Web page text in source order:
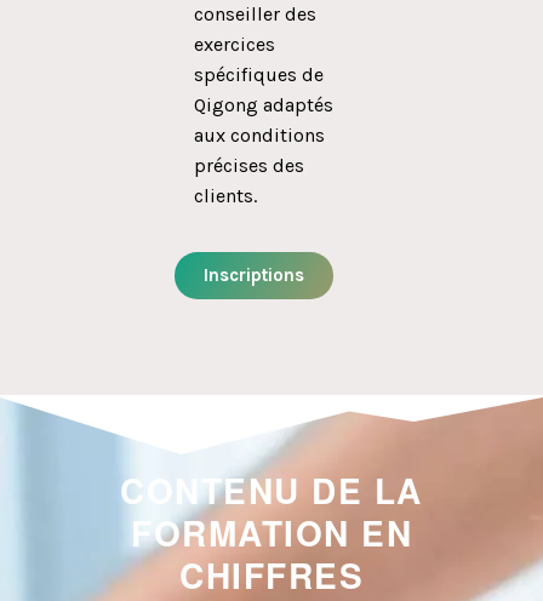
conseiller des
exercices
spécifiques de
Qigong adaptés
aux conditions
précises des
clients.
Inscriptions
CONTENU DE LA
FORMATION EN
CHIFFRES